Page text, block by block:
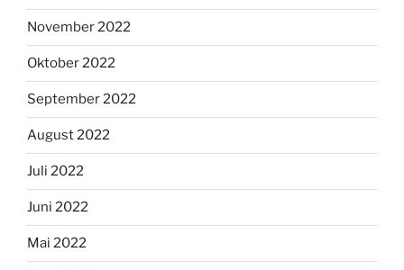
November 2022
Oktober 2022
September 2022
August 2022
Juli 2022
Juni 2022
Mai 2022